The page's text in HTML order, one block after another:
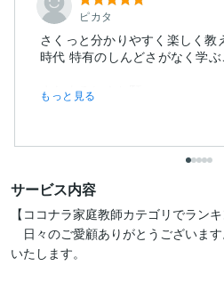
ピカタ
さくっと分かりやすく楽しく教
時代 特有のしんどさがなく学ぶ
またよろしくお願い...
もっと見る
サービス内容
【ココナラ家庭教師カテゴリでラン
日々のご愛顧ありがとうございま
いたします。